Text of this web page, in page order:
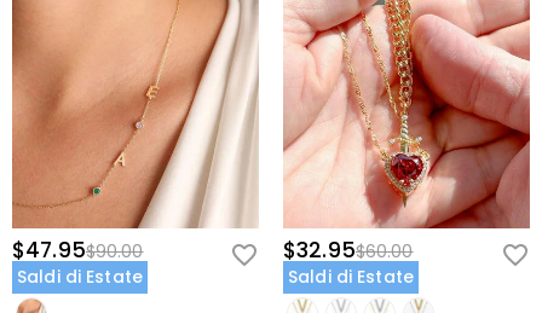
$47.95$90.00
Saldi di Estate
$32.95$60.00
Saldi di Estate